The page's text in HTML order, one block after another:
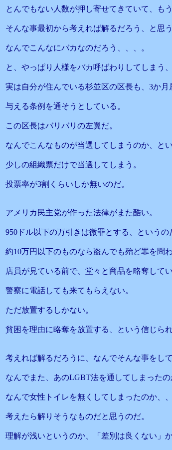
とんでもない人数が押し寄せてきていて、も
そんな事最初から考えれば解るだろう、と思う
なんでこんなにバカなのだろう、、、。
と、やっぱり人様をバカ呼ばわりしてしまう、
実は自分が住んでいる杉並区の区長も、3か
与える条例を通そうとしている。
この区長はバリバリの左翼だ。
なんでこんなものが当選してしまうのか、と
少しの組織票だけで当選してしまう。
投票率が3割くらいしか無いのだ。
アメリカ民主党が作った法律がまた酷い。
950ドル以下の万引きは微罪とする、というの
約10万円以下のものなら盗んでも殆ど罪を問
店員が見ている前で、堂々と商品を略奪して
警察に電話しても来てもらえない。
ただ放置するしかない。
貧困を理由に略奪を放置する、という信じら
考えれば解るだろうに、なんでそんな事をし
なんでまた、あのLGBT法を通してしまったの
なんで女性トイレを無くしてしまったのか、、
考えたら解りそうなものだと思うのだ。
理解が浅いというのか、「差別は良くない」